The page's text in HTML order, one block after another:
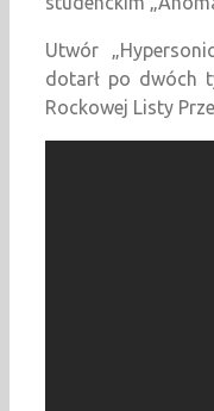
Utwór
dotarł po dwóch
Rockowej Listy